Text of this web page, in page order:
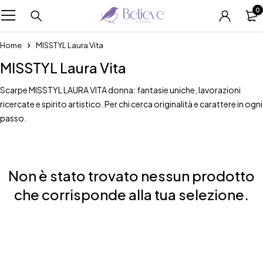
0
Home MISSTYL Laura Vita
MISSTYL Laura Vita
Scarpe MISSTYL LAURA VITA donna: fantasie uniche, lavorazioni
ricercate e spirito artistico. Per chi cerca originalità e carattere in ogni
passo.
Non è stato trovato nessun prodotto
che corrisponde alla tua selezione.